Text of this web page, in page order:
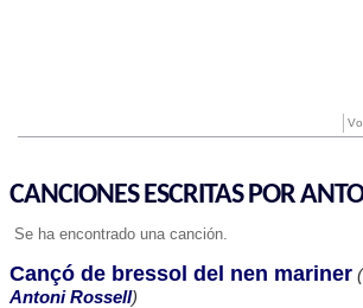
CANCIONES ESCRITAS POR
Se ha encontrado una canción.
Cançó de bressol del nen mariner (
Antoni Rossell)